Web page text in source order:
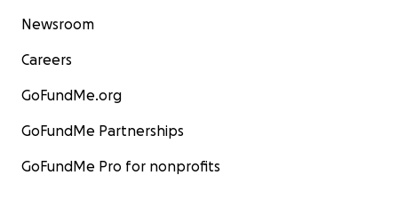
Newsroom
Careers
GoFundMe.org
GoFundMe Partnerships
GoFundMe Pro for nonprofits